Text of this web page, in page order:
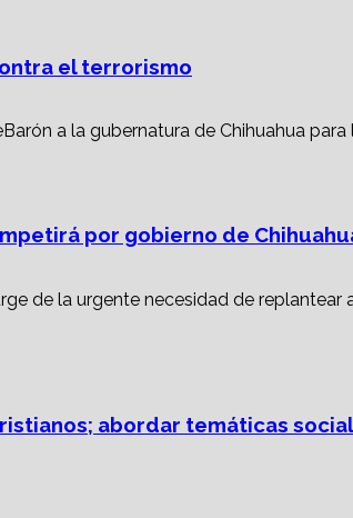
el terrorismo
por gobierno de
abordar temáticas